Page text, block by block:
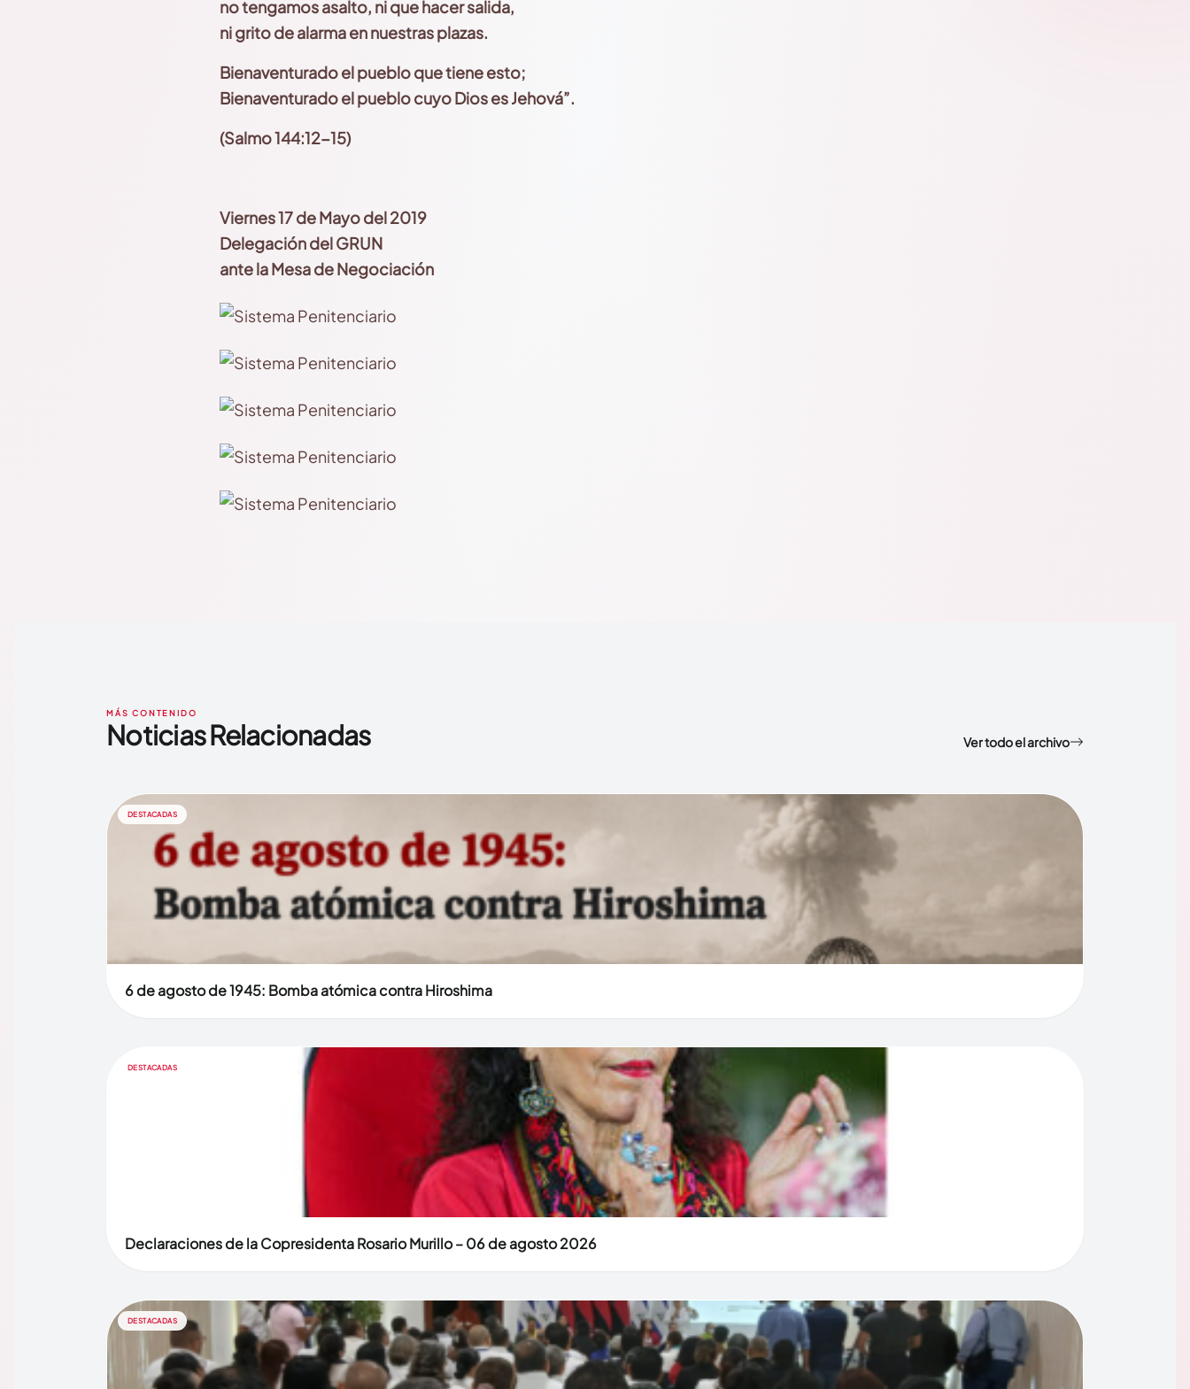
no tengamos asalto, ni que hacer salida,
ni grito de alarma en nuestras plazas.
Bienaventurado el pueblo que tiene esto;
Bienaventurado el pueblo cuyo Dios es Jehová”.
(Salmo 144:12-15)
Viernes 17 de Mayo del 2019
Delegación del GRUN
ante la Mesa de Negociación
MÁS CONTENIDO
Noticias Relacionadas Ver todo el archivo
DESTACADAS
6 de agosto de 1945: Bomba atómica contra Hiroshima
DESTACADAS
Declaraciones de la Copresidenta Rosario Murillo – 06 de agosto 2026
DESTACADAS